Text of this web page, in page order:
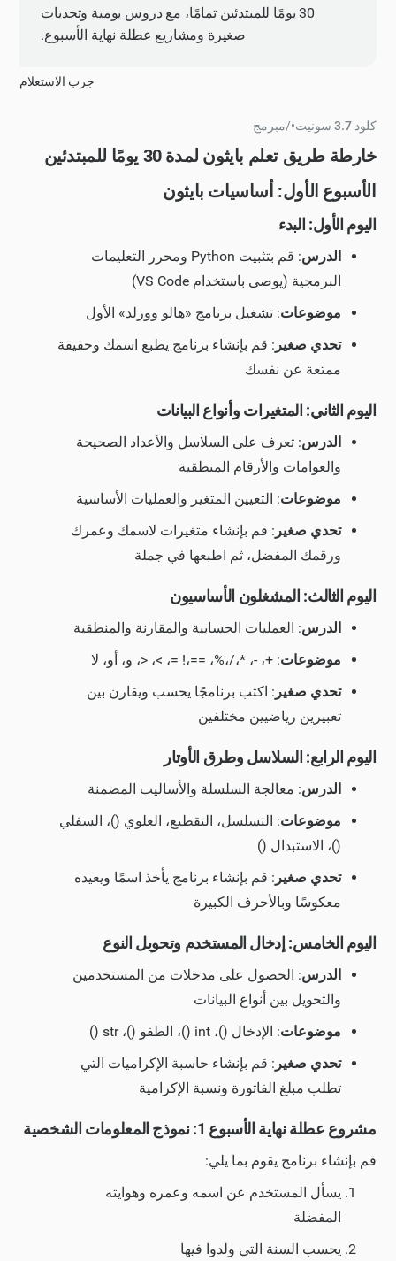
30 يومًا للمبتدئين تمامًا، مع دروس يومية وتحديات
صغيرة ومشاريع عطلة نهاية الأسبوع.
جرب الاستعلام
كلود 3.7 سونيت •
/مبرمج
خارطة طريق تعلم بايثون لمدة 30 يومًا للمبتدئين
الأسبوع الأول: أساسيات بايثون
اليوم الأول: البدء
الدرس
: قم بتثبيت Python ومحرر التعليمات
البرمجية (يوصى باستخدام VS Code)
موضوعات: تشغيل برنامج «هالو وورلد» الأول
تحدي صغير : قم بإنشاء برنامج يطبع اسمك وحقيقة
ممتعة عن نفسك
اليوم الثاني: المتغيرات وأنواع البيانات
الدرس: تعرف على السلاسل والأعداد الصحيحة
والعوامات والأرقام المنطقية
موضوعات: التعيين المتغير والعمليات الأساسية
تحدي صغير : قم بإنشاء متغيرات لاسمك وعمرك
ورقمك المفضل، ثم اطبعها في جملة
اليوم الثالث: المشغلون الأساسيون
الدرس: العمليات الحسابية والمقارنة والمنطقية
موضوعات: +، -، *،/،%، ==،! =، >، <، و، أو، لا
تحدي صغير : اكتب برنامجًا يحسب ويقارن بين
تعبيرين رياضيين مختلفين
اليوم الرابع: السلاسل وطرق الأوتار
الدرس: معالجة السلسلة والأساليب المضمنة
موضوعات: التسلسل، التقطيع، العلوي ()، السفلي
()، الاستبدال ()
تحدي صغير : قم بإنشاء برنامج يأخذ اسمًا ويعيده
معكوسًا وبالأحرف الكبيرة
اليوم الخامس: إدخال المستخدم وتحويل النوع
الدرس: الحصول على مدخلات من المستخدمين
والتحويل بين أنواع البيانات
موضوعات: الإدخال ()، int ()، الطفو ()، str ()
تحدي صغير : قم بإنشاء حاسبة الإكراميات التي
تطلب مبلغ الفاتورة ونسبة الإكرامية
مشروع عطلة نهاية الأسبوع 1: نموذج المعلومات الشخصية
قم بإنشاء برنامج يقوم بما يلي:
يسأل المستخدم عن اسمه وعمره وهوايته
المفضلة
يحسب السنة التي ولدوا فيها